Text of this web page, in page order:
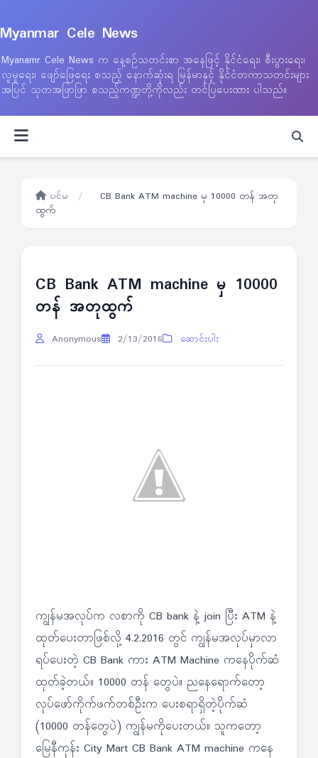
Myanmar Cele News
Myanamr Cele News က နေ့စဉ်သတင်းစာ အနေဖြင့် နိုင်ငံရေး၊ စီးပွားရေး၊
လူမှုရေး၊ ဖျော်ဖြေရေး စသည့် နောက်ဆုံးရ မြန်မာနှင့် နိုင်ငံတကာသတင်းများ
အပြင် သုတအဖြာဖြာ စသည့်ကဏ္ဍတို့ကိုလည်း တင်ပြပေးထား ပါသည်။
ပင်မ /
CB Bank ATM machine မှ 10000 တန် အတု
ထွက်
CB Bank ATM machine မှ 10000
တန် အတုထွက်
Anonymous 2/13/2016 ဆောင်းပါး
ကျွန်မအလုပ်က လစာကို CB bank နဲ့ join ပြီး ATM နဲ့
ထုတ်ပေးတာဖြစ်လို့ 4.2.2016 တွင် ကျွန်မအလုပ်မှာလာ
ရပ်ပေးတဲ့ CB Bank ကား ATM Machine ကနေပိုက်ဆံ
ထုတ်ခဲ့တယ်။ 10000 တန် တွေပဲ။ ညနေရောက်တော့
လုပ်ဖော်ကိုက်ဖက်တစ်ဦးက ပေးစရာရှိတဲ့ပိုက်ဆံ
(10000 တန်တွေပဲ) ကျွန်မကိုပေးတယ်။ သူကတော့
မြေနီကုန်း City Mart CB Bank ATM machine ကနေ